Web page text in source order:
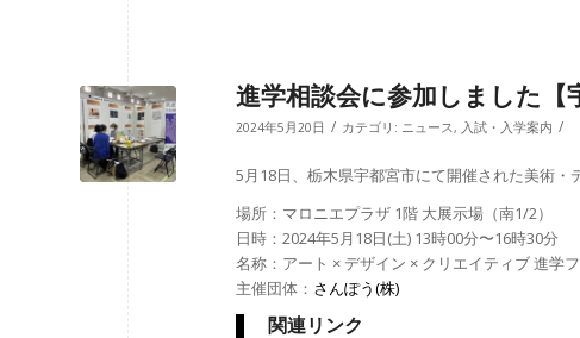
進学相談会に参加しました【
2024年5月20日 / カテゴリ: ニュース, 入試・入学案内 /
5月18日、栃木県宇都宮市にて開催された美術・
場所：マロニエプラザ 1階 大展示場（南1/2）
日時：2024年5月18日(土) 13時00分〜16時30分
名称：アート × デザイン × クリエイティブ 進学
主催団体： さんぽう(株)
関連リンク